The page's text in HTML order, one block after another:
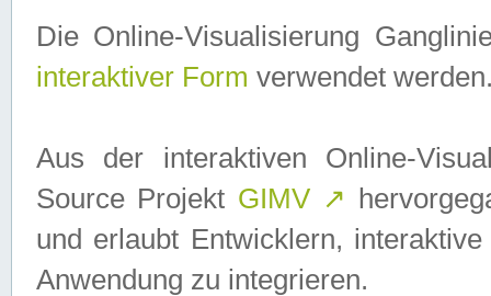
Die Online-Visualisierung
interaktiver Form verwendet
Aus der interaktiven Online-
Source Projekt GIMV ↗
und erlaubt Entwicklern,
Anwendung zu integrieren.